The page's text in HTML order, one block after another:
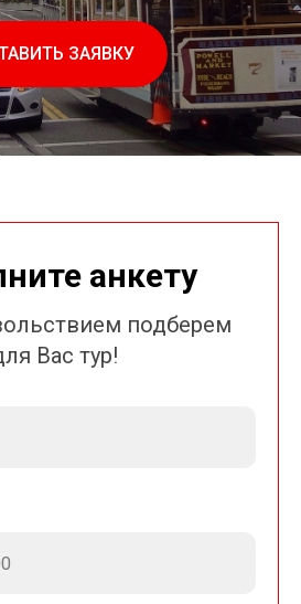
ЗАЯВКУ
анкету
подберем
Вас тур!